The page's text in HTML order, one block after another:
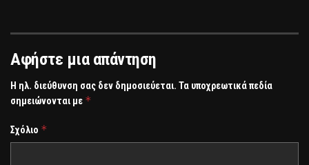
Αφήστε μια απάντηση
Η ηλ. διεύθυνση σας δεν δημοσιεύεται. Τα υποχρεωτικά πεδία
σημειώνονται με *
Σχόλιο *